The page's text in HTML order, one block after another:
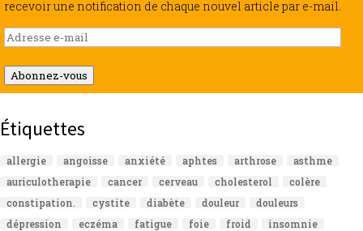
recevoir une notification de chaque nouvel article par e-mail.
Adresse
e-
mail
Abonnez-vous
Étiquettes
allergie angoisse anxiété aphtes arthrose
asthme
auriculotherapie
cancer cerveau cholesterol
colère
constipation.
cystite diabète douleur
douleurs
dépression
eczéma fatigue foie froid
insomnie